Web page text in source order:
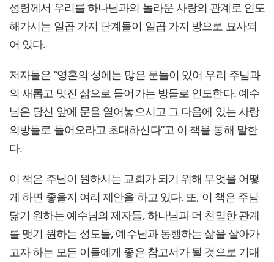
성령께서 우리를 하나님과의 놀라운 사랑의 관계로 인도
해가시는 일곱 가지 단계들이 일곱 가지 방으로 묘사되
어 있다.
저자들은 “영혼의 성에는 많은 문들이 있어 우리 주님과
의 새롭고 멋진 삶으로 들어가는 방들로 인도한다. 예수
님은 당신 앞에 문을 열어놓으시고 그 다음에 있는 사랑
의방들로 들어오라고 초대하신다”고 이 책을 통해 말한
다.
이 책은 주님이 원하시는 교회가 되기 위해 무엇을 어떻
게 하면 좋을지 여러 제안을 하고 있다. 또, 이 책은 주님
닮기 원하는 예수님의 제자들, 하나님과 더 친밀한 관계
를 맺기 원하는 성도들, 예수님과 동행하는 삶을 살아가
고자 하는 모든 이들에게 좋은 참고서가 될 것으로 기대